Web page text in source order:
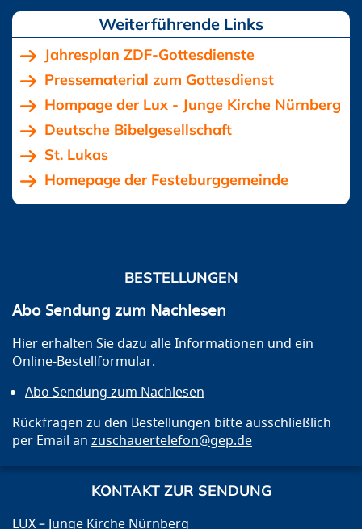
Jahresplan ZDF-Gottesdienste
Pressematerial zum Gottesdienst
Hompage der Lux - Junge Kirche Nürnberg
Deutsche Bibelgesellschaft
St. Lukas
Homepage der Festeburggemeinde
BESTELLUNGEN
Abo Sendung zum Nachlesen
Hier erhalten Sie dazu alle Informationen und ein
Online-Bestellformular.
Abo Sendung zum Nachlesen
Rückfragen zu den Bestellungen bitte ausschließlich
per Email an zuschauertelefon@gep.de
KONTAKT ZUR SENDUNG
LUX – Junge Kirche Nürnberg